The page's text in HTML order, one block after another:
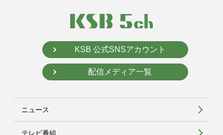
KSB 公式SNSアカウント
配信メディア一覧
ニュース
テレビ番組